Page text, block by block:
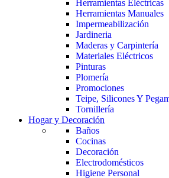
Herramientas Eléctricas
Herramientas Manuales
Impermeabilización
Jardineria
Maderas y Carpintería
Materiales Eléctricos
Pinturas
Plomería
Promociones
Teipe, Silicones Y
Tornillería
Hogar y Decoración
Baños
Cocinas
Decoración
Electrodomésticos
Higiene Personal